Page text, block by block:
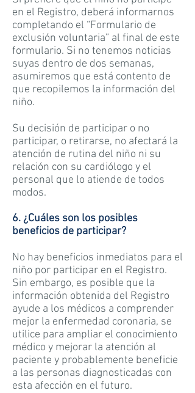
en el Registro, deberá informarnos
completando el “Formulario de
exclusión voluntaria” al final de este
formulario. Si no tenemos noticias
suyas dentro de dos semanas,
asumiremos que está contento de
que recopilemos la información del
niño.
Su decisión de participar o no
participar, o retirarse, no afectará la
atención de rutina del niño ni su
relación con su cardiólogo y el
personal que lo atiende de todos
modos.
6. ¿Cuáles son los posibles
beneficios de participar?
No hay beneficios inmediatos para el
niño por participar en el Registro.
Sin embargo, es posible que la
información obtenida del Registro
ayude a los médicos a comprender
mejor la enfermedad coronaria, se
utilice para ampliar el conocimiento
médico y mejorar la atención al
paciente y probablemente beneficie
a las personas diagnosticadas con
esta afección en el futuro.